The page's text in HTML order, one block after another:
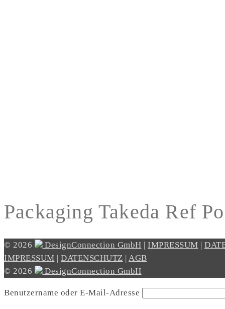
Packaging Takeda Ref
© 2026 DesignConnection GmbH IMPRESSUM
IMPRESSUM
DATENSCHUTZ
AGB
© 2026
DesignConnection GmbH
Benutzername oder E-Mail-Adresse